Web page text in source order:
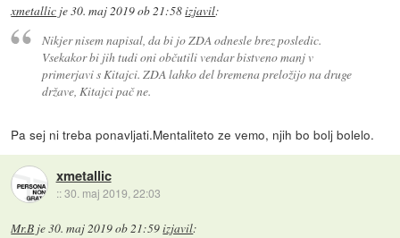
xmetallic je30. maj 2019 ob 21:58izjavil:
Nikjer nisem napisal, da bi jo ZDA odnesle brez posledic.
Vsekakor bi jih tudi oni občutili vendar bistveno manj v
primerjavi s Kitajci. ZDA lahko del bremena preložijo na druge
države, Kitajci pač ne.
Pa sej ni treba ponavljati.Mentaliteto ze vemo, njih bo bolj bolelo.
xmetallic
::30. maj 2019, 22:03
Mr.B je30. maj 2019 ob 21:59izjavil: